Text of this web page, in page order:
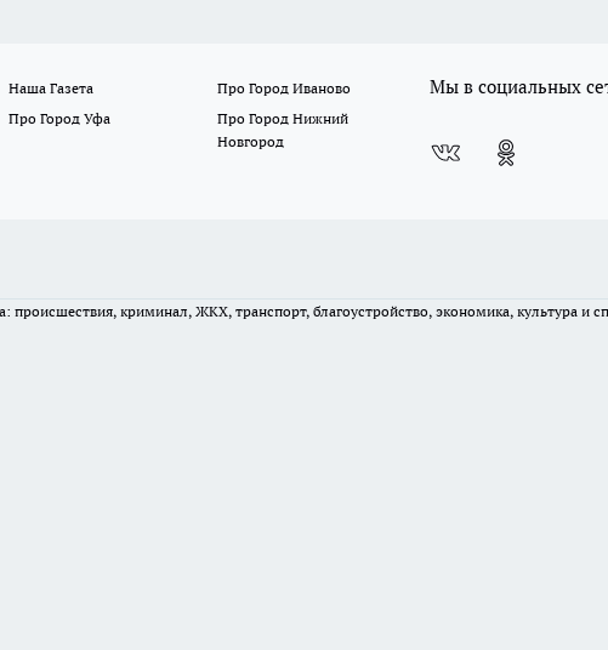
Наша Газета
Про Город Иваново
Про Город Уфа
Про Город Нижний
Новгород
Мы в социальных
криминал, ЖКХ, транспорт, благоустройство, экономика, культура и